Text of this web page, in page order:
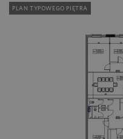
PLAN TYPOWEGO PIĘTRA